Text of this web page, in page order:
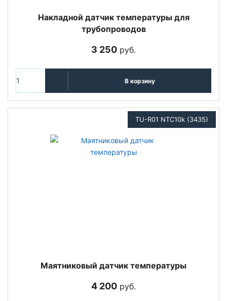
Накладной датчик температуры для
трубопроводов
3 250 руб.
В корзину
TU-R01 NTC10k (3435)
Маятниковый датчик температуры
4 200 руб.